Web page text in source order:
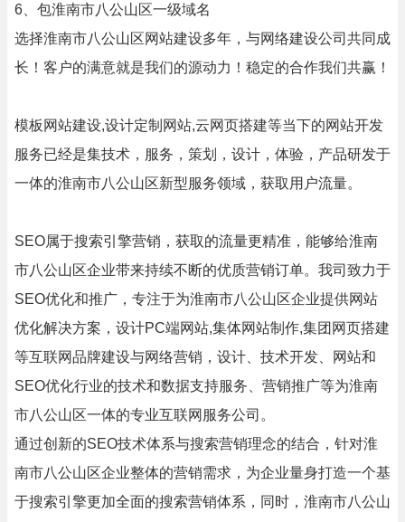
6、包淮南市八公山区一级域名
选择淮南市八公山区网站建设多年，与网络建设公司共同成
长！客户的满意就是我们的源动力！稳定的合作我们共赢！
模板网站建设,设计定制网站,云网页搭建等当下的网站开发
服务已经是集技术，服务，策划，设计，体验，产品研发于
一体的淮南市八公山区新型服务领域，获取用户流量。
SEO属于搜索引擎营销，获取的流量更精准，能够给淮南
市八公山区企业带来持续不断的优质营销订单。我司致力于
SEO优化和推广，专注于为淮南市八公山区企业提供网站
优化解决方案，设计PC端网站,集体网站制作,集团网页搭建
等互联网品牌建设与网络营销，设计、技术开发、网站和
SEO优化行业的技术和数据支持服务、营销推广等为淮南
市八公山区一体的专业互联网服务公司。
通过创新的SEO技术体系与搜索营销理念的结合，针对淮
南市八公山区企业整体的营销需求，为企业量身打造一个基
于搜索引擎更加全面的搜索营销体系，同时，淮南市八公山